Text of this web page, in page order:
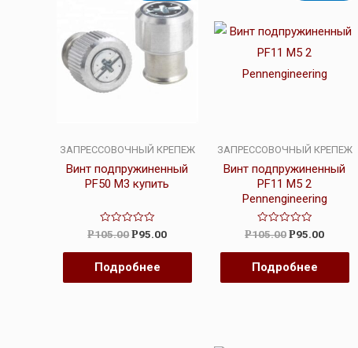
ЗАПРЕССОВОЧНЫЙ КРЕПЕЖ
Винт подпружиненный
PF50 M3 купить
Оценка
0
из
Р105.00 Р95.00
Подробнее
ЗАПРЕССОВОЧНЫЙ КРЕПЕЖ
Винт подпружиненный
PF11 M5 2
Pennengineering
Оценка
0
из
Р105.00 Р95.00
Подробнее